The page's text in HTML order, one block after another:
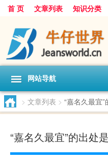
首 页 文章列表 知识分类
网站导航
> 文章列表 > “嘉名久最宜
“嘉名久最宜”的出处